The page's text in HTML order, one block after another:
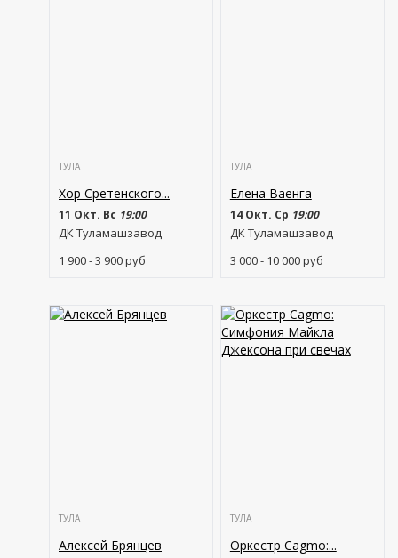
ТУЛА
Хор Сретенского...
11 Окт. Вс 19:00
ДК Туламашзавод
1 900 - 3 900руб
ТУЛА
Елена Ваенга
14 Окт. Ср 19:00
ДК Туламашзавод
3 000 - 10 000руб
ТУЛА
Алексей Брянцев
ТУЛА
Оркестр Cagmo:...